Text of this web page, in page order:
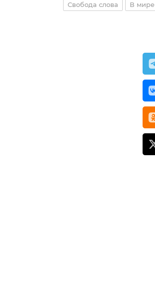
Свобода слова В мире